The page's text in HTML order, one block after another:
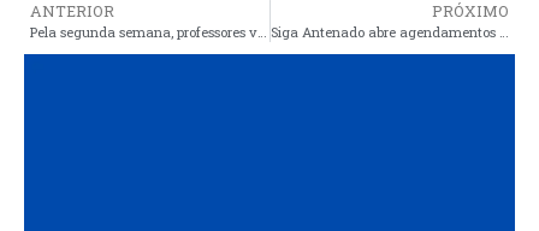
ANTERIOR
Pela segunda semana, professores voltam a ocupar o saguão da prefeitura para cobrar o reajuste de 14,95%
PRÓXIMO
Siga Antenado abre agendamentos de instalação do kit gratuito com a nova parabólica digital para 12,8 mil famílias de quatro cidades do Maranhão